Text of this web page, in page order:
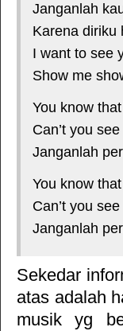
Janganlah
Karena diriku
I want to see
Show me
You know
Can’t you
Janganlah
You know
Can’t you
Janganlah
Sekedar
atas adalah
musik yg